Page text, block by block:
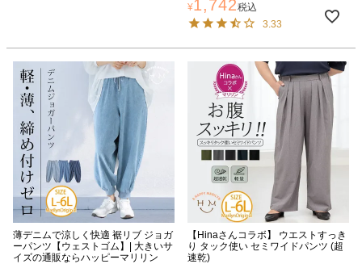
¥1,742税込
3.33
薄デニムで涼しく快適 裾リブ ジョガ
ーパンツ【ウェストゴム】| 大きいサ
イズの通販ならハッピーマリリン
【Hinaさんコラボ】 ウエストすっき
り タック使い セミワイドパンツ (超
速乾)